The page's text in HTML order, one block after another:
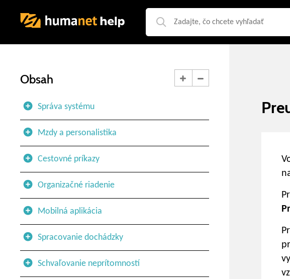
Obsah
Správa systému
Mzdy a personalistika
Cestovné príkazy
Organizačné riadenie
Mobilná aplikácia
Spracovanie dochádzky
Schvaľovanie neprítomností